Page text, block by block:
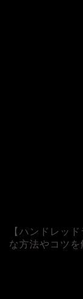
【ハンドレッ
な方法やコツを